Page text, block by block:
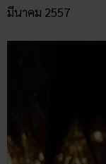
มีนาคม 2557